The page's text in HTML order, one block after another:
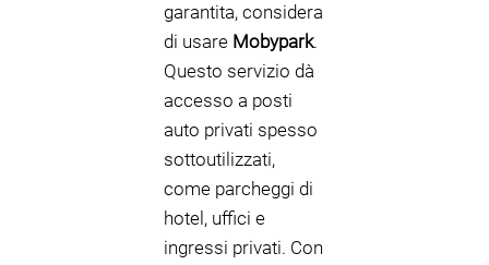
garantita, considera
di usare Mobypark.
Questo servizio dà
accesso a posti
auto privati spesso
sottoutilizzati,
come parcheggi di
hotel, uffici e
ingressi privati. Con